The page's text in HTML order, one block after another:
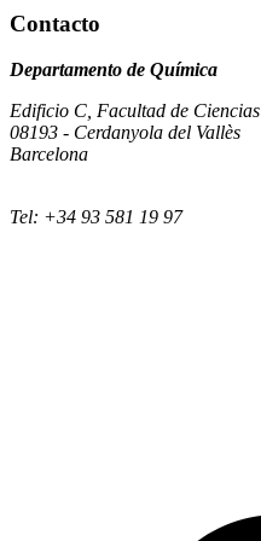
Contacto
Departamento de Química
Edificio C, Facultad de Ciencias
08193 - Cerdanyola del Vallès
Barcelona
Tel: +34 93 581 19 97